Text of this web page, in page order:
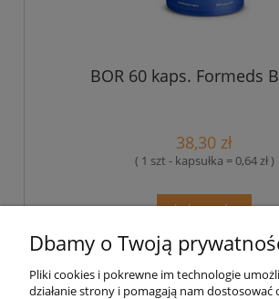
BOR 60 kaps. Formeds
38,30 zł
( 1 szt - kapsułka = 0,64 zł )
do koszyka
Pomoc
Dbamy o Twoją
Pliki cookies i pokrewne im technologie
działanie strony i pomagają nam dostosować